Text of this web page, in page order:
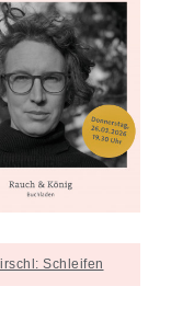
Hirschl:
Schleifen